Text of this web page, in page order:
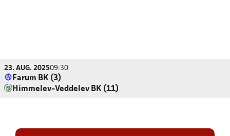
23. AUG. 202509:30
Farum BK (3)
Himmelev-Veddelev BK (11)